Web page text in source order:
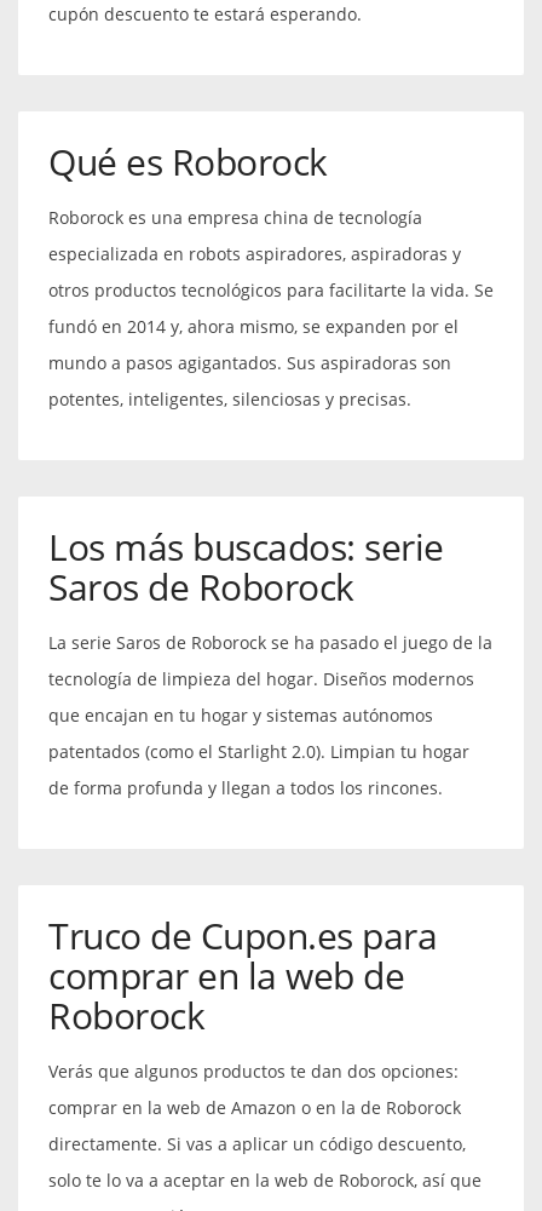
cupón descuento te estará esperando.
Qué es Roborock
Roborock es una empresa china de tecnología
especializada en robots aspiradores, aspiradoras y
otros productos tecnológicos para facilitarte la vida. Se
fundó en 2014 y, ahora mismo, se expanden por el
mundo a pasos agigantados. Sus aspiradoras son
potentes, inteligentes, silenciosas y precisas.
Los más buscados: serie
Saros de Roborock
La serie Saros de Roborock se ha pasado el juego de la
tecnología de limpieza del hogar. Diseños modernos
que encajan en tu hogar y sistemas autónomos
patentados (como el Starlight 2.0). Limpian tu hogar
de forma profunda y llegan a todos los rincones.
Truco de Cupon.es para
comprar en la web de
Roborock
Verás que algunos productos te dan dos opciones:
comprar en la web de Amazon o en la de Roborock
directamente. Si vas a aplicar un código descuento,
solo te lo va a aceptar en la web de Roborock, así que